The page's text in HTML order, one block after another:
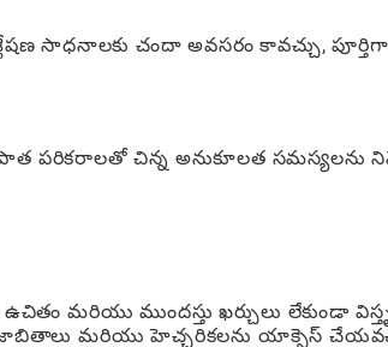
సాధనాలకు చందా అవసరం కావచ్చు,
పరికరాలతో చిన్న అనుకూలత సమస్యలను
మరియు ముందస్తు ఖర్చులు లేకుండా
జాబితాలు మరియు హెచ్చరికలను యాక్సెస్